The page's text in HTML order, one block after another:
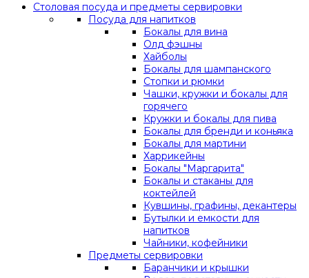
Столовая посуда и предметы сервировки
Посуда для напитков
Бокалы для вина
Олд фэшны
Хайболы
Бокалы для шампанского
Стопки и рюмки
Чашки, кружки и бокалы для
горячего
Кружки и бокалы для пива
Бокалы для бренди и коньяка
Бокалы для мартини
Харрикейны
Бокалы "Маргарита"
Бокалы и стаканы для
коктейлей
Кувшины, графины, декантеры
Бутылки и емкости для
напитков
Чайники, кофейники
Предметы сервировки
Баранчики и крышки